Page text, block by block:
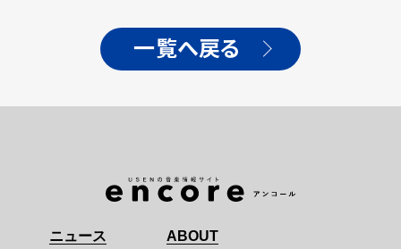
日（水）には東京ドーム公
演が決定！
一覧へ戻る
ニュース ABOUT